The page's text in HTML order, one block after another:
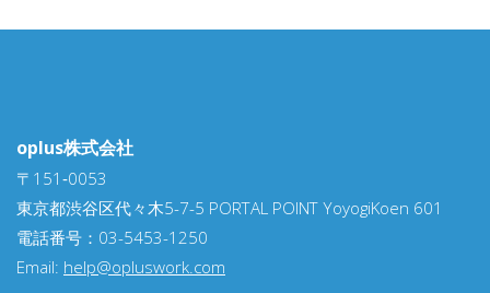
oplus株式会社
〒151‐0053
東京都渋谷区代々木5-7-5 PORTAL POINT YoyogiKoen 601
電話番号：03-5453-1250
Email: help@opluswork.com